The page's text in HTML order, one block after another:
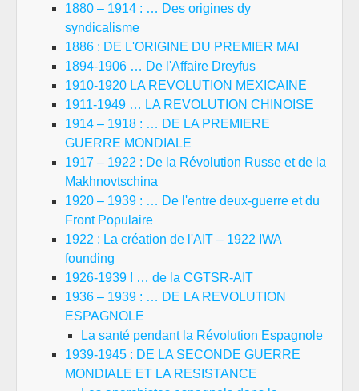
1880 – 1914 : … Des origines dy
syndicalisme
1886 : DE L'ORIGINE DU PREMIER MAI
1894-1906 … De l'Affaire Dreyfus
1910-1920 LA REVOLUTION MEXICAINE
1911-1949 … LA REVOLUTION CHINOISE
1914 – 1918 : … DE LA PREMIERE
GUERRE MONDIALE
1917 – 1922 : De la Révolution Russe et de la
Makhnovtschina
1920 – 1939 : … De l'entre deux-guerre et du
Front Populaire
1922 : La création de l'AIT – 1922 IWA
founding
1926-1939 ! … de la CGTSR-AIT
1936 – 1939 : … DE LA REVOLUTION
ESPAGNOLE
La santé pendant la Révolution Espagnole
1939-1945 : DE LA SECONDE GUERRE
MONDIALE ET LA RESISTANCE